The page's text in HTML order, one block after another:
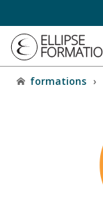
formations ›